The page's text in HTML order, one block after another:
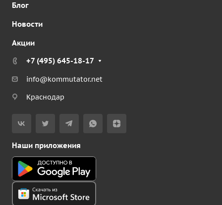
Блог
Новости
Акции
+7 (495) 645-18-17
info@kommutator.net
Краснодар
Наши приложения